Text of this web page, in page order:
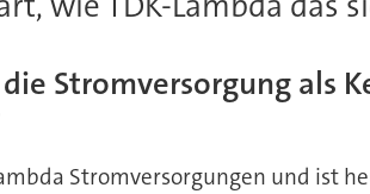
Stromversorgung als
Stromversorgungen und ist